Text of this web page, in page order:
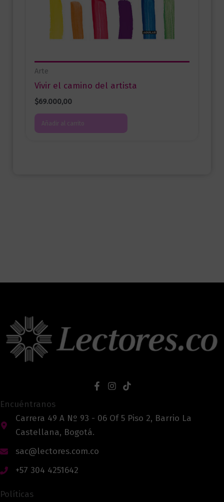
Arte
Vivir el camino del artista
$69.000,00
Añadir al carrito
Encuéntranos
Carrera 49 A Nº 93 - 06 Of 5 Piso 2, Barrio La
Castellana, Bogotá.
sac@lectores.com.co
+57 304 4251642
Políticas